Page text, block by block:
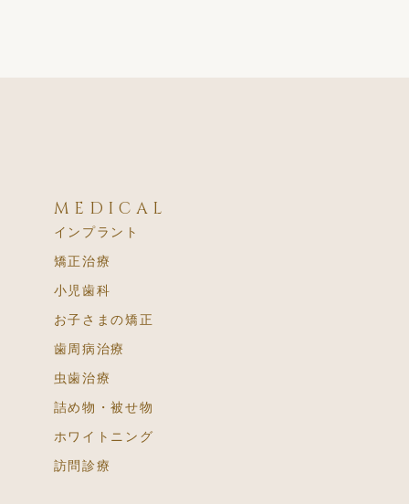
MEDICAL
インプラント
矯正治療
小児歯科
お子さまの矯正
歯周病治療
虫歯治療
詰め物・被せ物
ホワイトニング
訪問診療